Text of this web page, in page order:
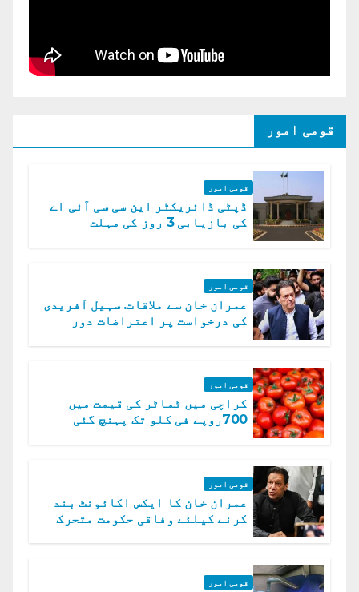
قومی امور
قومی امور
ڈپٹی ڈائریکٹر این سی سی آئی اے
کی بازیابی 3 روز کی مہلت
قومی امور
عمران خان سے ملاقات. سہیل آفریدی
کی درخواست پر اعتراضات دور
قومی امور
کراچی میں ٹماٹر کی قیمت میں
700روپے فی کلو تک پہنچ گئی
قومی امور
عمران خان کا ایکس اکائونٹ بند
کرنے کیلئے وفاقی حکومت متحرک
قومی امور